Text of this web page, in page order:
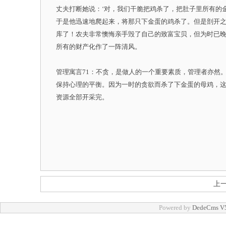
丈夫打断她说：‘对，我们干脆把鸡杀了，把肚子里所有的
于是他迅速地爬起来，将那只下金蛋的鸡杀了。但是剖开
库了！农夫非常懊悔亲手毁了自己的致富宝贝，但为时已
所有的财产化作了一阵清风。
管理寓言71：不贪，是做人的一个重要素质，管理者亦然
保持心理的平衡。因为一时的贪欲而杀了下金蛋的母鸡，
资源全部开采完。
上
Powered by DedeCms